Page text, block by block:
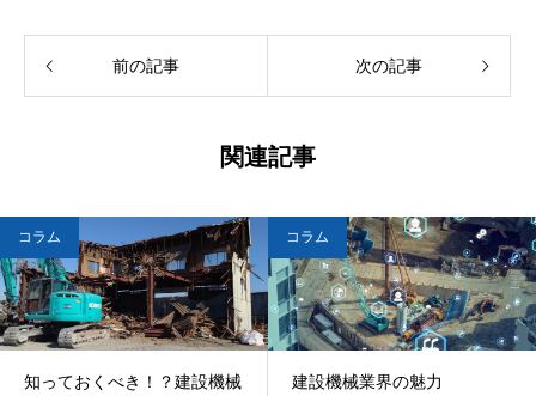
前の記事 次の記事
関連記事
コラム
知っておくべき！？建設機械
コラム
建設機械業界の魅力